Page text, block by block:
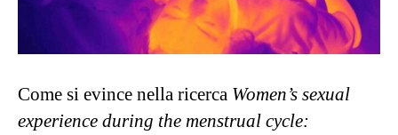
Come si evince nella ricerca Women’s sexual
experience during the menstrual cycle: